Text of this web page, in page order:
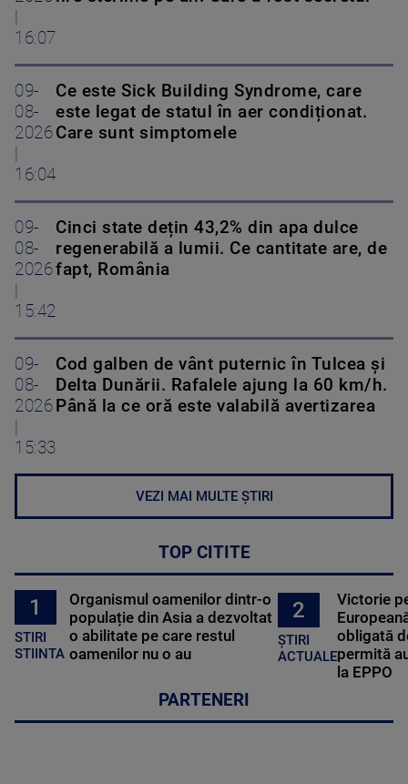
16:07
09-
08-
2026
16:04
Ce este Sick Building Syndrome, care
este legat de statul în aer condiționat.
Care sunt simptomele
09-
08-
2026
15:42
Cinci state dețin 43,2% din apa dulce
regenerabilă a lumii. Ce cantitate are, de
fapt, România
09-
08-
2026
15:33
Cod galben de vânt puternic în Tulcea și
Delta Dunării. Rafalele ajung la 60 km/h.
Până la ce oră este valabilă avertizarea
VEZI MAI MULTE ȘTIRI
TOP CITITE
1
STIRI
STIINTA
Organismul oamenilor dintr-o
populație din Asia a dezvoltat
o abilitate pe care restul
oamenilor nu o au
2
ȘTIRI
ACTUALE
Victorie
obligată
permită
la EPPO
PARTENERI